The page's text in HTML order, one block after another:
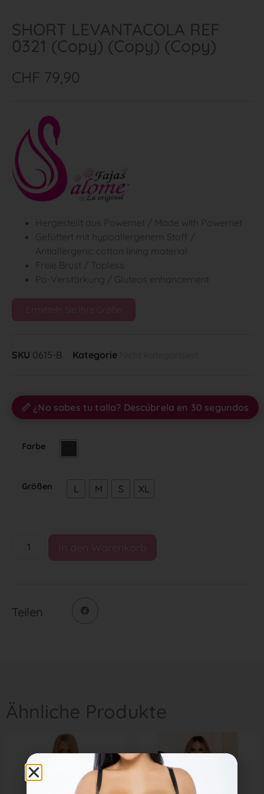
SHORT LEVANTACOLA REF
0321 (Copy) (Copy) (Copy)
CHF 79,90
Hergestellt aus Powernet / Made with Powernet
Gefüttert mit hypoallergenem Stoff /
Antiallergenic cotton lining material
Freie Brust / Topless
Po-Verstärkung / Gluteos enhancement
Ermitteln Sie Ihre Größe
SKU 0615-B Kategorie
📏 ¿No sabes tu talla? Descúbrela en 30 segundos
Farbe
Größen L M S XL
In den Warenkorb
Teilen
Ähnliche Produkte